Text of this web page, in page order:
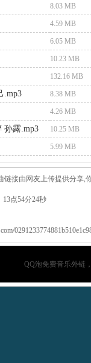
8.03 MB
4.59 MB
6.05 MB
10.23 MB
132.16 MB
.mp3
8.38 MB
4.26 MB
孙露.mp3
10.25 MB
5.99 MB
链接由网友上传提供分享,
13点54分24秒
QQ泡免费音乐外链